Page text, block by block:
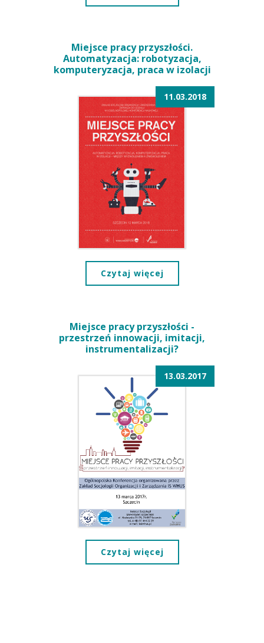
Miejsce pracy przyszłości.
Automatyzacja: robotyzacja,
komputeryzacja, praca w izolacji
11.03.2018
Czytaj więcej
Miejsce pracy przyszłości -
przestrzeń innowacji, imitacji,
instrumentalizacji?
13.03.2017
Czytaj więcej